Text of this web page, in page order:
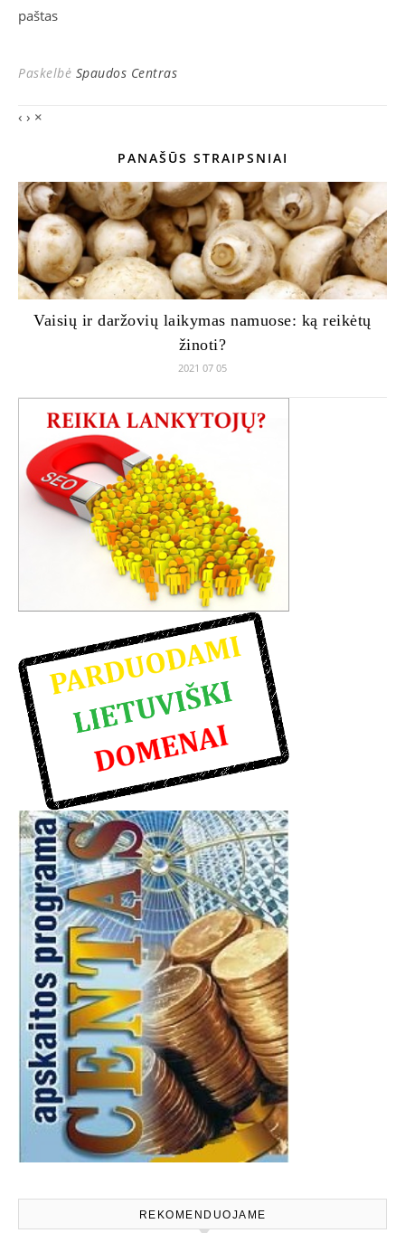
paštas
Paskelbė Spaudos Centras
‹ › ×
PANAŠŪS STRAIPSNIAI
Vaisių ir daržovių laikymas namuose: ką reikėtų
žinoti?
2021 07 05
REKOMENDUOJAME